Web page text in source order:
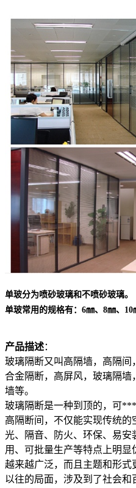
单玻分为喷砂玻璃和不喷砂玻璃。
单玻常用的规格有：6㎜、8㎜、10
产品描述：
玻璃隔断又叫高隔墙，高隔
合金隔断，高屏风，玻璃隔
墙等。
玻璃隔断是一种到顶的，可
高隔断间，不仅能实现传统
光、隔音、防火、环保、易安
用、可批量生产等特点上明显
越来越广泛，而且主题和形
以往的局面，涉及到了社会